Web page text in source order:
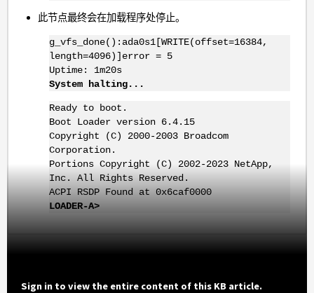
此节点最终会在加载程序处停止。
g_vfs_done():ada0s1[WRITE(offset=16384,
length=4096)]error = 5
Uptime: 1m20s
System halting...
Ready to boot.
Boot Loader version 6.4.15
Copyright (C) 2000-2003 Broadcom
Corporation.
Portions Copyright (C) 2002-2023 NetApp,
Inc. All Rights Reserved.
ACPI RSDP Found at 0x6caf0000
LOADER-A>
Sign in to view the entire content of this KB article.